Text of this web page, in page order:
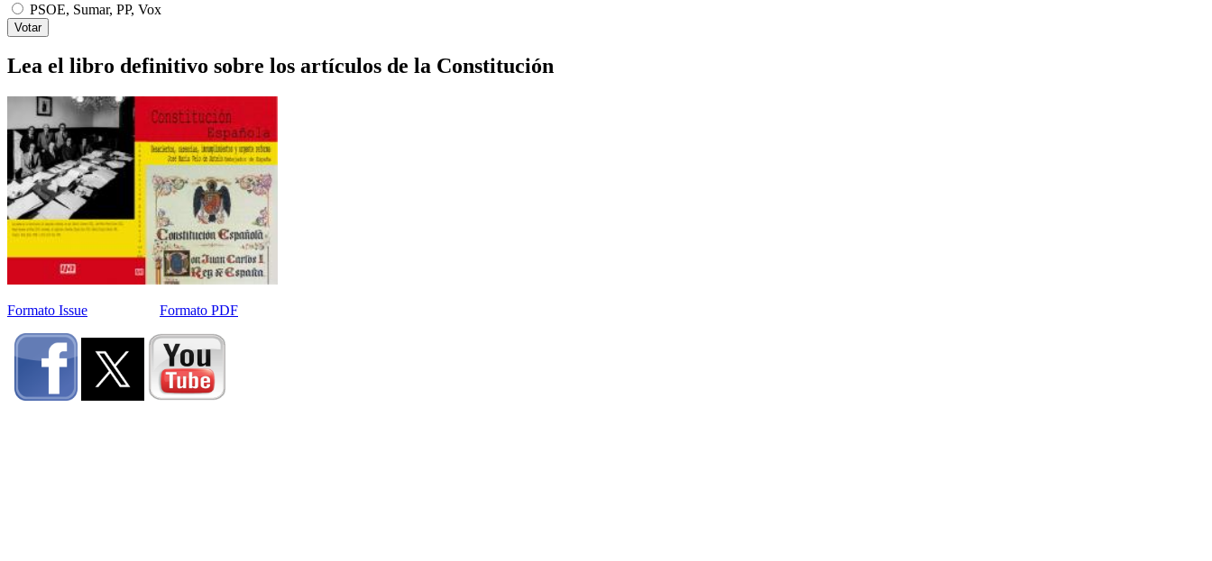
PSOE, Sumar, PP, Vox
Lea el libro definitivo sobre los artículos de la Constitución
Formato Issue Formato PDF